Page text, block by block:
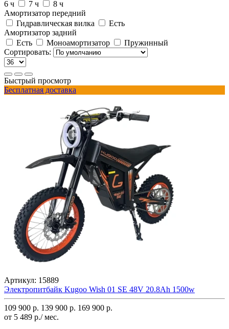
6 ч
7 ч
8 ч
Амортизатор передний
Гидравлическая вилка
Есть
Амортизатор задний
Есть
Моноамортизатор
Пружинный
Сортировать:
Быстрый просмотр
Бесплатная доставка
Артикул: 15889
Электропитбайк Kugoo Wish 01 SE 48V 20.8Ah 1500w
109 900 р. 139 900 р. 169 900 р.
от 5 489 р./ мес.